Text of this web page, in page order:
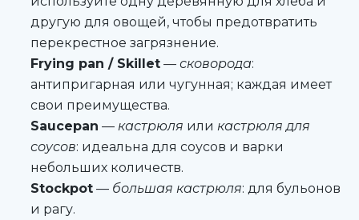
другую для овощей, чтобы предотвратить
перекрестное загрязнение.
Frying pan / Skillet —сковорода:
антипригарная или чугунная; каждая имеет
свои преимущества.
Saucepan —кастрюля иликастрюля для
соусов: идеальна для соусов и варки
небольших количеств.
Stockpot — большая кастрюля: для бульонов
и рагу.